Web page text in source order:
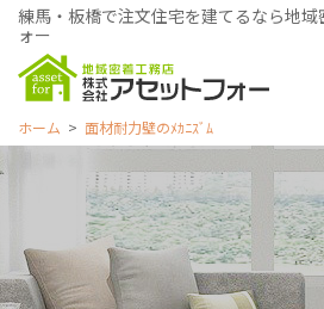
練馬・板橋で注文住宅を建てるなら地
ォー
ホーム 面材耐力壁のﾒｶﾆｽﾞﾑ